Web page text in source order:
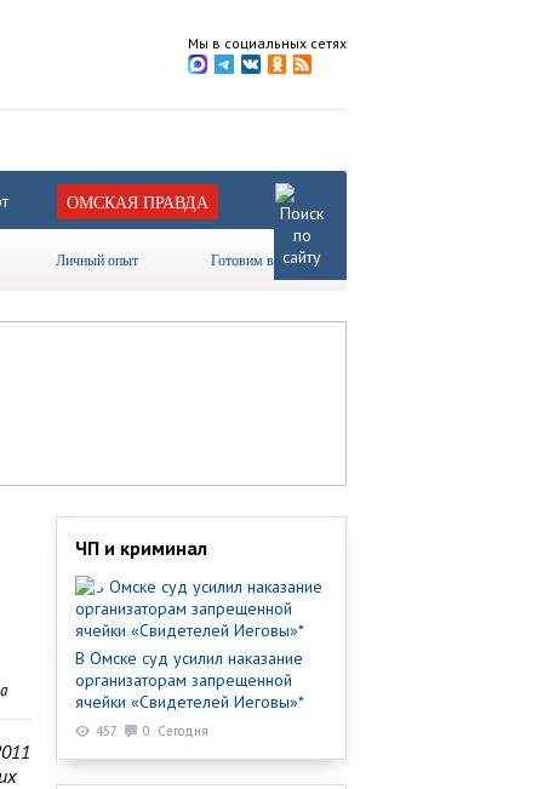
Мы в социальных сетях
ОМСКАЯ ПРАВДА
Личный опыт Готовим вместе
ЧП и криминал
В Омске суд усилил наказание
организаторам запрещенной
ячейки «Свидетелей Иеговы»*
457 0 Сегодня